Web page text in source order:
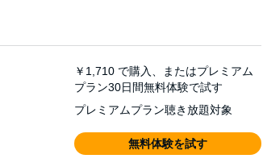
￥1,710 で購入、またはプレミアム
プラン30日間無料体験で試す
プレミアムプラン聴き放題対象
無料体験を試す